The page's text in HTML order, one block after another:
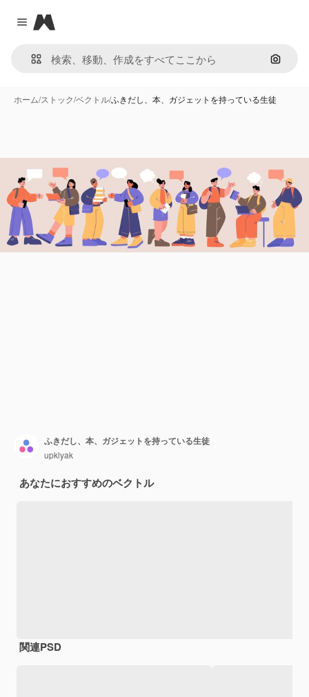
Close menu
Magnific
画像で
ホーム/ストック/ベクトル/ふきだし、本、ガジェットを持っている生徒
ふきだし、本、ガジェットを持っている生徒
upklyak
あなたにおすすめのベクトル
関連PSD